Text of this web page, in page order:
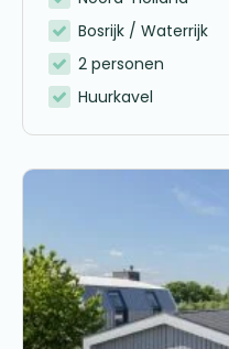
Bosrijk / Waterrijk
2 personen
Huurkavel